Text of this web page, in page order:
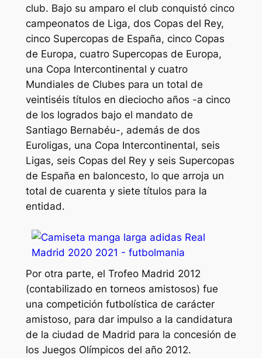
club. Bajo su amparo el club conquistó cinco
campeonatos de Liga, dos Copas del Rey,
cinco Supercopas de España, cinco Copas
de Europa, cuatro Supercopas de Europa,
una Copa Intercontinental y cuatro
Mundiales de Clubes para un total de
veintiséis títulos en dieciocho años -a cinco
de los logrados bajo el mandato de
Santiago Bernabéu-, además de dos
Euroligas, una Copa Intercontinental, seis
Ligas, seis Copas del Rey y seis Supercopas
de España en baloncesto, lo que arroja un
total de cuarenta y siete títulos para la
entidad.
Por otra parte, el Trofeo Madrid 2012
(contabilizado en torneos amistosos) fue
una competición futbolística de carácter
amistoso, para dar impulso a la candidatura
de la ciudad de Madrid para la concesión de
los Juegos Olímpicos del año 2012.